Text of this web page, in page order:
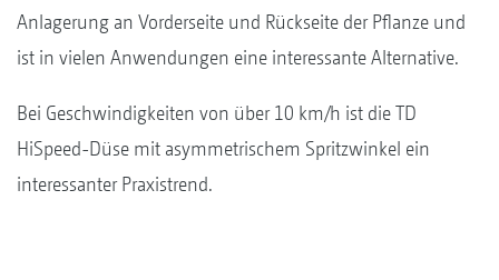
Anlagerung an Vorderseite und Rückseite der Pflanze und
ist in vielen Anwendungen eine interessante Alternative.
Bei Geschwindigkeiten von über 10 km/h ist die TD
HiSpeed-Düse mit asymmetrischem Spritzwinkel ein
interessanter Praxistrend.